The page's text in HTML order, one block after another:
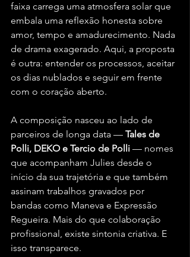
faixa carrega uma atmosfera solar que
embala uma reflexão honesta sobre
amor, tempo e amadurecimento. Nada
de drama exagerado. Aqui, a proposta
é outra: entender os processos, aceitar
os dias nublados e seguir em frente
com o coração aberto.
A composição nasceu ao lado de
parceiros de longa data — Tales de
Polli, DEKO e Tercio de Polli — nomes
que acompanham Julies desde o
início da sua trajetória e que também
assinam trabalhos gravados por
bandas como Maneva e Expressão
Regueira. Mais do que colaboração
profissional, existe sintonia criativa. E
isso transparece.